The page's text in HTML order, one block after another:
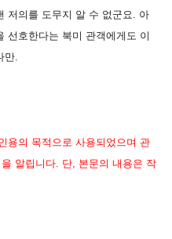
저의를 도무지 알 수 없군요. 아
선호한다는 북미 관객에게도 이
만.
용의 목적으로 사용되었으며 관
알립니다. 단, 본문의 내용은 작